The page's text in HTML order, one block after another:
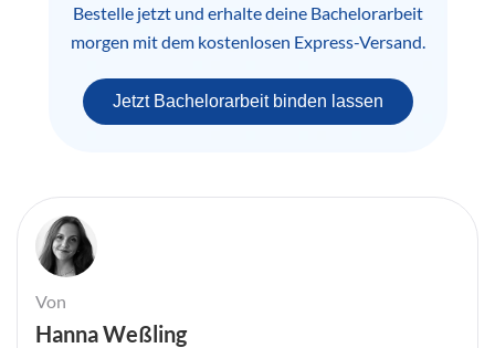
Bestelle jetzt und erhalte deine Bachelorarbeit
morgen mit dem kostenlosen Express-Versand.
Jetzt Bachelorarbeit binden lassen
Von
Hanna Weßling